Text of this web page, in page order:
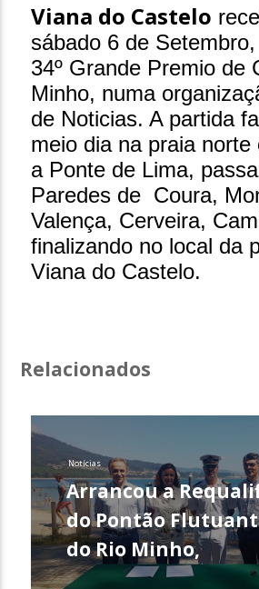
Viana do Castelo
sábado 6 de
34º Grande Premio de
Minho, numa
de Noticias. A partida
meio dia na praia norte
a Ponte de Lima,
Paredes de Coura,
Valença, Cerveira,
finalizando no local da
Viana do Castelo.
Relacionados
Notícias
Arrancou a
do Pontão
do Rio Minho,